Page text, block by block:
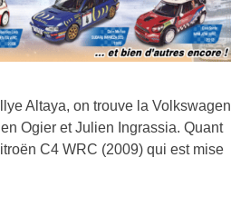
Altaya, on trouve la Volkswagen
Ogier et Julien Ingrassia. Quant
C4 WRC (2009) qui est mise